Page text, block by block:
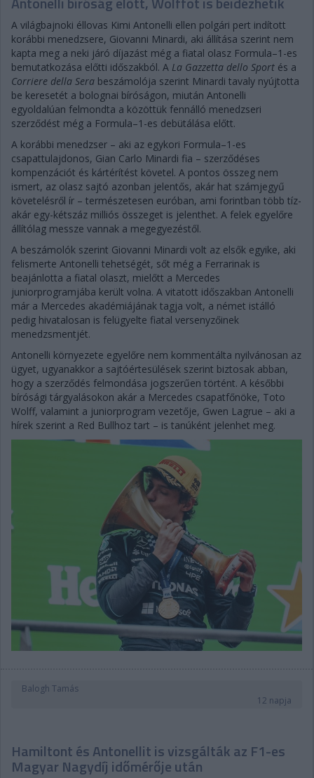
A világbajnoki éllovas Kimi Antonelli ellen polgári pert indított
korábbi menedzsere, Giovanni Minardi, aki állítása szerint nem
kapta meg a neki járó díjazást még a fiatal olasz Formula–1-es
bemutatkozása előtti időszakból. A La Gazzetta dello Sport és a
Corriere della Sera beszámolója szerint Minardi tavaly nyújtotta
be keresetét a bolognai bíróságon, miután Antonelli
egyoldalúan felmondta a közöttük fennálló menedzseri
szerződést még a Formula–1-es debütálása előtt.
A korábbi menedzser – aki az egykori Formula–1-es
csapattulajdonos, Gian Carlo Minardi fia – szerződéses
kompenzációt és kártérítést követel. A pontos összeg nem
ismert, az olasz sajtó azonban jelentős, akár hat számjegyű
követelésről ír – természetesen euróban, ami forintban több tíz-
akár egy-kétszáz milliós összeget is jelenthet. A felek egyelőre
állítólag messze vannak a megegyezéstől.
A beszámolók szerint Giovanni Minardi volt az elsők egyike, aki
felismerte Antonelli tehetségét, sőt még a Ferrarinak is
beajánlotta a fiatal olaszt, mielőtt a Mercedes
juniorprogramjába került volna. A vitatott időszakban Antonelli
már a Mercedes akadémiájának tagja volt, a német istálló
pedig hivatalosan is felügyelte fiatal versenyzőinek
menedzsmentjét.
Antonelli környezete egyelőre nem kommentálta nyilvánosan az
ügyet, ugyanakkor a sajtóértesülések szerint biztosak abban,
hogy a szerződés felmondása jogszerűen történt. A későbbi
bírósági tárgyalásokon akár a Mercedes csapatfőnöke, Toto
Wolff, valamint a juniorprogram vezetője, Gwen Lagrue – aki a
hírek szerint a Red Bullhoz tart – is tanúként jelenhet meg.
Balogh Tamás
12 napja
Hamiltont és Antonellit is vizsgálták az F1-es
Magyar Nagydíj időmérője után